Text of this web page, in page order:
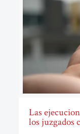
Las
los juzgados